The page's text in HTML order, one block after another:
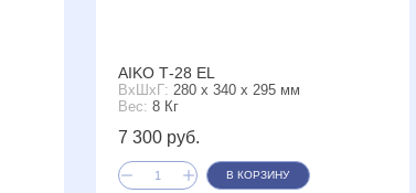
AIKO Т-28 EL
ВxШxГ: 280 x 340 x 295 мм
Вес: 8 Кг
7 300 руб.
В КОРЗИНУ